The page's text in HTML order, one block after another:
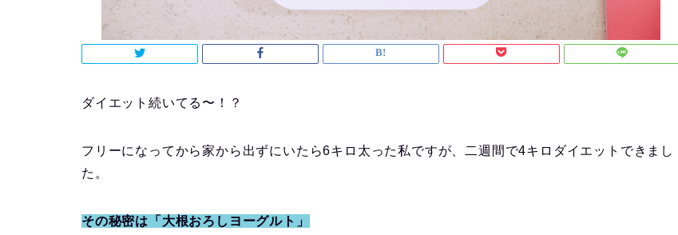
ダイエット続いてる〜！？
フリーになってから家から出ずにいたら6キロ太った私ですが、二週間で4キロダイエットできまし
た。
その秘密は「大根おろしヨーグルト」